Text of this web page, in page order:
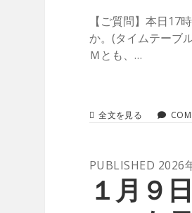
い
合
各
ス
キ
【ご質問】本日17
か。(タイムテーブ
Ｍとも、…
全文を見る
ズ
予
選
PUBLISHED 2026
１月９